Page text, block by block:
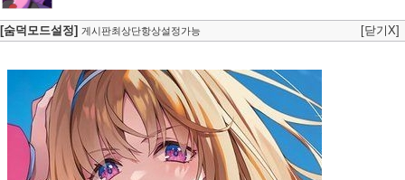
[숨덕모드설정] 게시판최상단항상설정가능 [닫기X]